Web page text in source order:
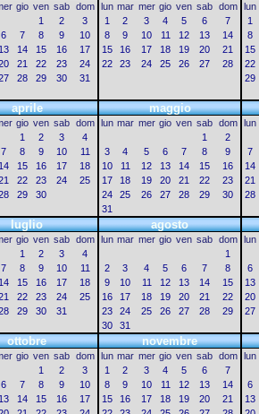
gio ven sab dom
1
2
3
6 7 8 9
10
13 14 15 16
17
21 22 23
24
28 29 30 31
lun mar mer gio ven sab dom
1
2 3 4 5 6
7
8
9 10 11 12 13
14
15
16 17 18 19 20
21
22
23 24 25 26 27 28
lun
1
8
15
22
29
aprile
gio ven sab dom
1
2 3
4
7 8 9 10
11
14 15 16 17
18
22 23 24
25
29 30
maggio
lun mar mer gio ven sab dom
1
2
3
4 5 6 7 8
9
10
11 12 13 14 15
16
17
18 19 20 21 22
23
24
25 26 27 28 29
30
31
lun
7
14
21
28
luglio
gio ven sab dom
1
2 3
4
7 8 9 10
11
14 15 16 17
18
22 23 24
25
29 30 31
agosto
lun mar mer gio ven sab dom
1
2
3 4 5 6 7
8
9
10 11 12 13 14
15
16
17 18 19 20 21
22
23
24 25 26 27 28
29
30
31
lun
6
13
20
27
ottobre
gio ven sab dom
1
2
3
6 7 8 9
10
13 14 15 16
17
novembre
lun mar mer gio ven sab dom
1
2 3 4 5 6
7
8
9 10 11 12 13
14
15
16 17 18 19 20
21
lun
6
13